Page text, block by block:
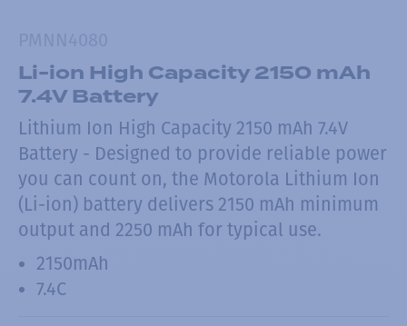
Li-ion High Capacity 2150 mAh
7.4V Battery
Lithium Ion High Capacity 2150 mAh 7.4V
Battery - Designed to provide reliable power
you can count on, the Motorola Lithium Ion
(Li-ion) battery delivers 2150 mAh minimum
output and 2250 mAh for typical use.
2150mAh
7.4C